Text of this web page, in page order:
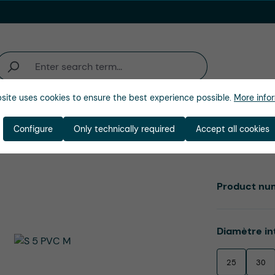
Entreprise
Select
Diamètre
25 30
Product
uses cookies to ensure the best experience possible. More
Only technically required
Configure Accept all cookies